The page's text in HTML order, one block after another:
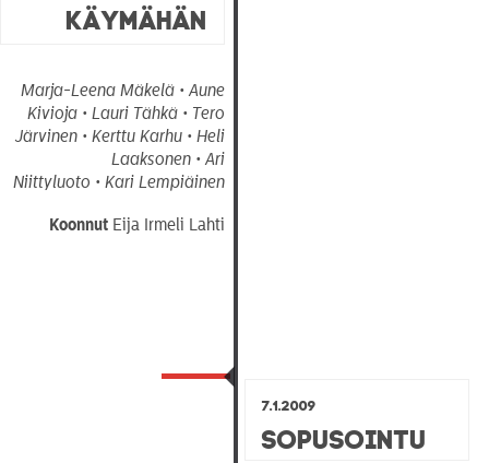
käymähän
Marja-Leena Mäkelä • Aune
Kivioja • Lauri Tähkä • Tero
Järvinen • Kerttu Karhu • Heli
Laaksonen • Ari
Niittyluoto • Kari Lempiäinen
Koonnut Eija Irmeli Lahti
7.1.2009
Sopusointu